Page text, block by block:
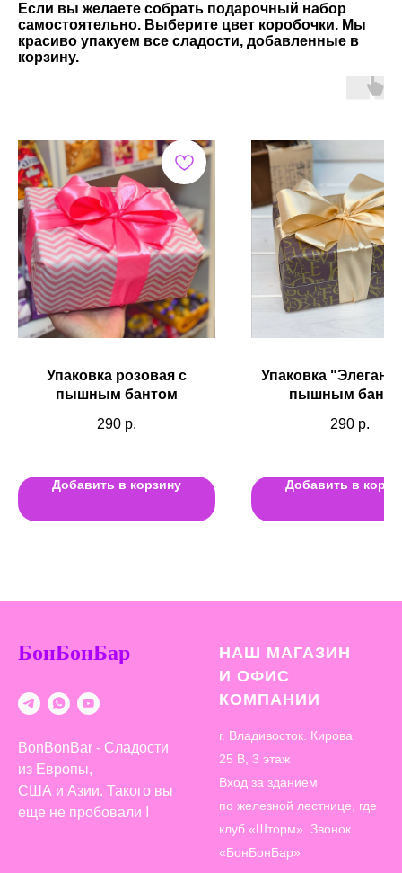
Если вы желаете собрать подарочный набор
самостоятельно. Выберите цвет коробочки. Мы
красиво упакуем все сладости, добавленные в
корзину.
Упаковка розовая с
пышным бантом
290 р.
Добавить в корзину
Упаковка
пышным
290 р.
Добавить в
БонБонБар
BonBonBar - Сладости
из Европы,
США и Азии. Такого вы
еще не пробовали !
НАШ МАГАЗИН
И ОФИС
КОМПАНИИ
г. Владивосток. Кирова
25 В, 3 этаж
Вход за зданием
по железной лестнице, где
клуб «Шторм». Звонок
«БонБонБар»